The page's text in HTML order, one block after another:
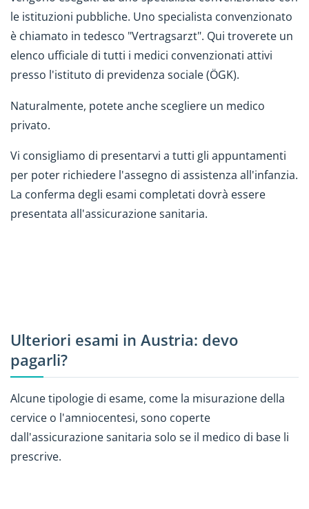
le istituzioni pubbliche. Uno specialista convenzionato
è chiamato in tedesco "Vertragsarzt". Qui troverete un
elenco ufficiale di tutti i medici convenzionati attivi
presso l'istituto di previdenza sociale (ÖGK).
Naturalmente, potete anche scegliere un medico
privato.
Vi consigliamo di presentarvi a tutti gli appuntamenti
per poter richiedere l'assegno di assistenza all'infanzia.
La conferma degli esami completati dovrà essere
presentata all'assicurazione sanitaria.
Ulteriori esami in Austria: devo
pagarli?
Alcune tipologie di esame, come la misurazione della
cervice o l'amniocentesi, sono coperte
dall'assicurazione sanitaria solo se il medico di base li
prescrive.